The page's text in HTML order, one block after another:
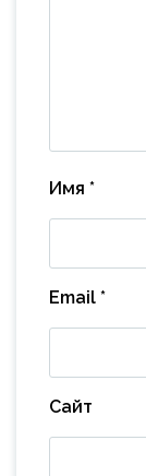
Имя *
Email *
Сайт